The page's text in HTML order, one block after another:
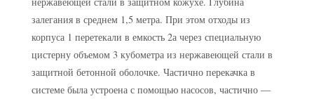
залегания в среднем 1,5 метра. При этом отходы из
корпуса 1 перетекали в емкость 2а через специальную
цистерну объемом 3 кубометра из нержавеющей стали в
защитной бетонной оболочке. Частично перекачка в
системе была устроена с помощью насосов, частично —